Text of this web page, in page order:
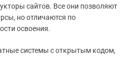
сайтов. Все они позволяют
но отличаются по
освоения.
системы с открытым кодом,